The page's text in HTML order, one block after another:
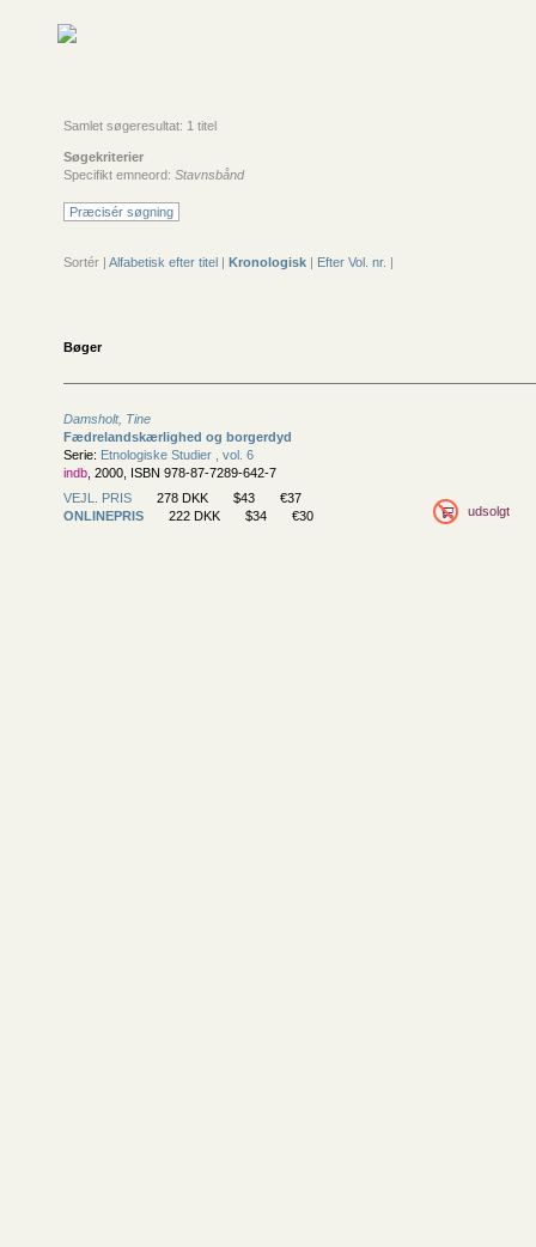
Samlet søgeresultat: 1 titel
Søgekriterier
Specifikt emneord: Stavnsbånd
Præcisér søgning
Sortér | Alfabetisk efter titel | Kronologisk | Efter Vol. nr. |
Bøger
Damsholt, Tine
Fædrelandskærlighed og borgerdyd
Serie: Etnologiske Studier , vol. 6
indb , 2000, ISBN 978-87-7289-642-7
VEJL. PRIS
278 DKK $43
€37
ONLINEPRIS
222 DKK $34 €30 udsolgt